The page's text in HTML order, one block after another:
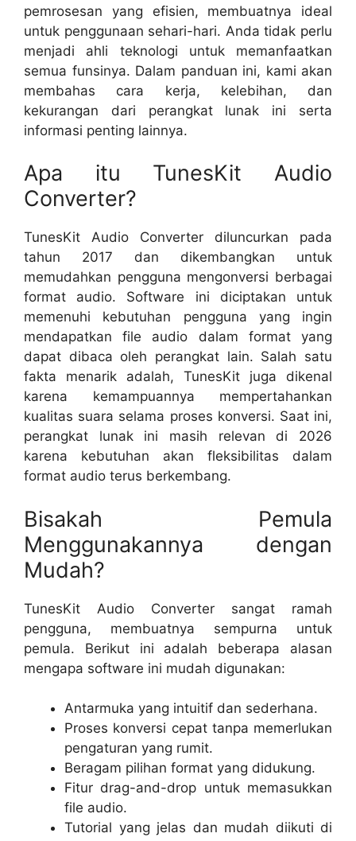
pemrosesan yang efisien, membuatnya ideal
untuk penggunaan sehari-hari. Anda tidak perlu
menjadi ahli teknologi untuk memanfaatkan
semua funsinya. Dalam panduan ini, kami akan
membahas cara kerja, kelebihan, dan
kekurangan dari perangkat lunak ini serta
informasi penting lainnya.
Apa itu TunesKit Audio
Converter?
TunesKit Audio Converter diluncurkan pada
tahun 2017 dan dikembangkan untuk
memudahkan pengguna mengonversi berbagai
format audio. Software ini diciptakan untuk
memenuhi kebutuhan pengguna yang ingin
mendapatkan file audio dalam format yang
dapat dibaca oleh perangkat lain. Salah satu
fakta menarik adalah, TunesKit juga dikenal
karena kemampuannya mempertahankan
kualitas suara selama proses konversi. Saat ini,
perangkat lunak ini masih relevan di 2026
karena kebutuhan akan fleksibilitas dalam
format audio terus berkembang.
Bisakah Pemula
Menggunakannya dengan
Mudah?
TunesKit Audio Converter sangat ramah
pengguna, membuatnya sempurna untuk
pemula. Berikut ini adalah beberapa alasan
mengapa software ini mudah digunakan:
Antarmuka yang intuitif dan sederhana.
Proses konversi cepat tanpa memerlukan
pengaturan yang rumit.
Beragam pilihan format yang didukung.
Fitur drag-and-drop untuk memasukkan
file audio.
Tutorial yang jelas dan mudah diikuti di